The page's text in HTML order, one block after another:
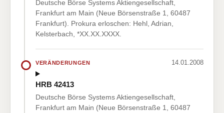
Deutsche Börse Systems Aktiengesellschaft,
Frankfurt am Main (Neue Börsenstraße 1, 60487
Frankfurt). Prokura erloschen: Hehl, Adrian,
Kelsterbach, *XX.XX.XXXX.
VERÄNDERUNGEN 14.01.2008
HRB 42413
Deutsche Börse Systems Aktiengesellschaft,
Frankfurt am Main (Neue Börsenstraße 1, 60487